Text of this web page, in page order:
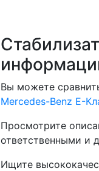
Вы можете
Mercedes-Benz E-
Просмотрите
ответственными и
Ищите